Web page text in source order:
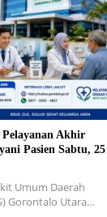
Akhir
Pasien Sabtu, 25
Umum Daerah
Gorontalo Utara…